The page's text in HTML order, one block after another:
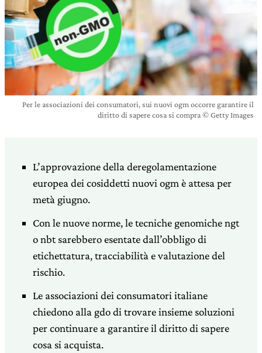
Per le associazioni dei consumatori, sui nuovi ogm occorre garantire il
diritto di sapere cosa si compra © Getty Images
L’approvazione della deregolamentazione
europea dei cosiddetti nuovi ogm è attesa per
metà giugno.
Con le nuove norme, le tecniche genomiche ngt
o nbt sarebbero esentate dall’obbligo di
etichettatura, tracciabilità e valutazione del
rischio.
Le associazioni dei consumatori italiane
chiedono alla gdo di trovare insieme soluzioni
per continuare a garantire il diritto di sapere
cosa si acquista.